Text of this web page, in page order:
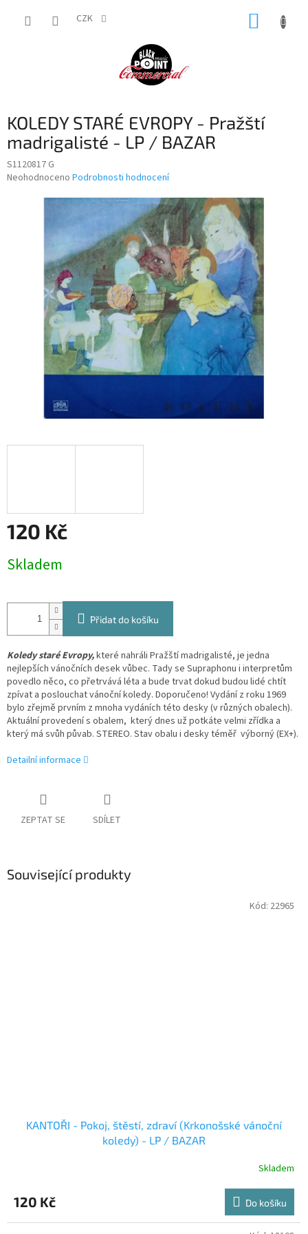
CZK
KOLEDY STARÉ EVROPY - Pražští
madrigalisté - LP / BAZAR
S1120817 G
Průměrné
hvězdiček.
Neohodnoceno Podrobnosti hodnocení
120 Kč
cena:
Skladem
Přidat do košíku
Koledy staré Evropy,které nahráli Pražští madrigalisté, je jedna
nejlepších vánočních desek vůbec. Tady se Supraphonu i interpretům
povedlo něco, co přetrvává léta a bude trvat dokud budou lidé chtít
zpívat a poslouchat vánoční koledy. Doporučeno! Vydání z roku 1969
bylo zřejmě prvním z mnoha vydáních této desky (v různých obalech).
Aktuální provedení s obalem, který dnes už potkáte velmi zřídka a
který má svůh půvab. STEREO. Stav obalu i desky téměř výborný (EX+).
Detailní informace
ZEPTAT SE SDÍLET
Související produkty
KANTOŘI - Pokoj, štěstí, zdraví (Krkonošské vánoční
koledy) - LP / BAZAR
Skladem
120 Kč Do košíku
Kód: 22965